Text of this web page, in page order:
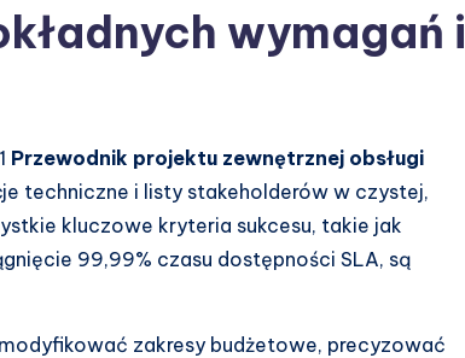
wymagań i
Przewodnik projektu zewnętrznej obsługi
techniczne i listy stakeholderów w czystej,
kluczowe kryteria sukcesu, takie jak
99,99% czasu dostępności SLA, są
zakresy budżetowe, precyzować